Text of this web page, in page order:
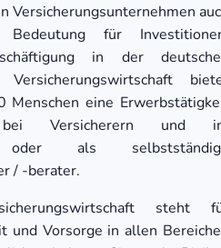
Versicherungsunternehmen
Bedeutung für
in der
Menschen eine
Versicherern und
oder als
/ -berater.
steht
und Vorsorge in allen